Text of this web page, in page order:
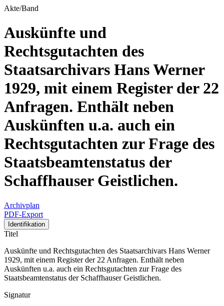
Akte/Band
Auskünfte und
Rechtsgutachten des
Staatsarchivars Hans Werner
1929, mit einem Register der 22
Anfragen. Enthält neben
Auskünften u.a. auch ein
Rechtsgutachten zur Frage des
Staatsbeamtenstatus der
Schaffhauser Geistlichen.
Archivplan
PDF-Export
Identifikation
Titel
Auskünfte und Rechtsgutachten des Staatsarchivars Hans Werner
1929, mit einem Register der 22 Anfragen. Enthält neben
Auskünften u.a. auch ein Rechtsgutachten zur Frage des
Staatsbeamtenstatus der Schaffhauser Geistlichen.
Signatur